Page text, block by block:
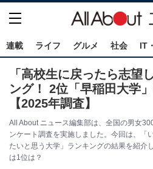
連載 ライフ グルメ 社会 IT
「高校生に戻ったら志望
ング！ 2位「早稲田大学
【2025年調査】
All About ニュース編集部は、全国の男女
ンケート調査を実施しました。今回は、「
たいと思う大学」ランキングの結果を紹介
は1位は？